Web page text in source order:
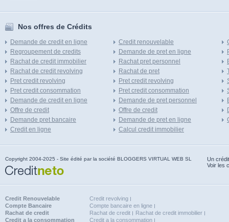
Nos offres de Crédits
Demande de credit en ligne
Regroupement de credits
Rachat de credit immobilier
Rachat de credit revolving
Pret credit revolving
Pret credit consommation
Demande de credit en ligne
Offre de credit
Demande pret bancaire
Credit en ligne
Credit renouvelable
Demande de pret en ligne
Rachat pret personnel
Rachat de pret
Pret credit revolving
Pret credit consommation
Demande de pret personnel
Offre de credit
Demande de pret en ligne
Calcul credit immobilier
Copyright 2004-2025 - Site édité par la société BLOGGERS VIRTUAL WEB SL
Un
Voir les
Credit Renouvelable
Credit revolving
Compte Bancaire
Compte bancaire en ligne
Rachat de credit
Rachat de credit
Rachat de credit immobilier
Credit a la consommation
Credit a la consommation